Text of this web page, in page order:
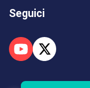
Seguici